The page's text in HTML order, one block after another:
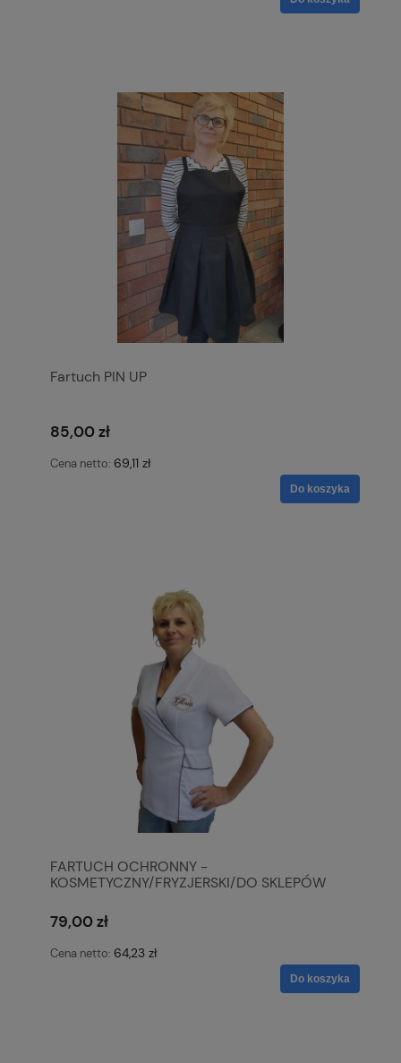
Fartuch PIN UP
85,00 zł
Cena netto: 69,11 zł
Do koszyka
FARTUCH OCHRONNY -
KOSMETYCZNY/FRYZJERSKI/DO SKLEPÓW
79,00 zł
Cena netto: 64,23 zł
Do koszyka